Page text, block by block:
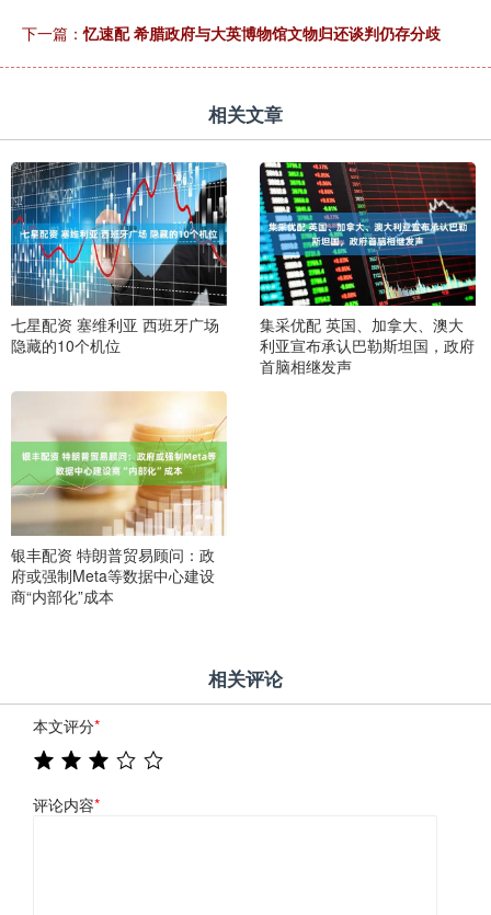
下一篇：忆速配 希腊政府与大英博物馆文物归还谈判仍存分歧
相关文章
七星配资 塞维利亚 西班牙广场
隐藏的10个机位
集采优配 英国、加拿大、澳大
利亚宣布承认巴勒斯坦国，政府
首脑相继发声
银丰配资 特朗普贸易顾问：政
府或强制Meta等数据中心建设
商“内部化”成本
相关评论
本文评分*
评论内容*